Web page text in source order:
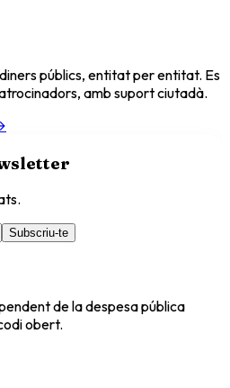
públics, entitat per entitat. Es
amb suport ciutadà.
Subscriu-te
de la despesa pública
obert.